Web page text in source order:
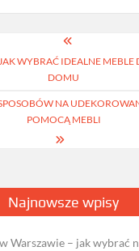
WYBRAĆ IDEALNE MEBLE
DOMU
NA
POMOCĄ MEBLI
Najnowsze wpisy
Warszawie – jak wybrać